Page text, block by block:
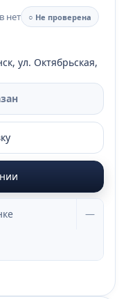
нет
○ Не проверена
ул. Октябрьская,
—